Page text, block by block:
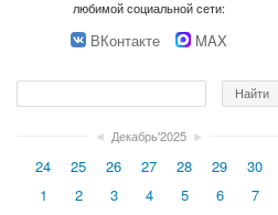
любимой социальной сети:
ВКонтакте MAX
◄ Декабрь'2025 ►
24 25 26 27 28 29
30
1
2 3 4 5 6
7